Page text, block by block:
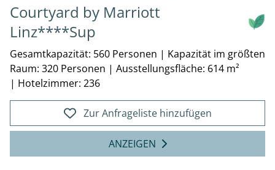
Courtyard by Marriott
Linz****Sup
Gesamtkapazität: 560 Personen | Kapazität im größten
Raum: 320 Personen | Ausstellungsfläche: 614 m²
| Hotelzimmer: 236
Zur Anfrageliste hinzufügen
ANZEIGEN